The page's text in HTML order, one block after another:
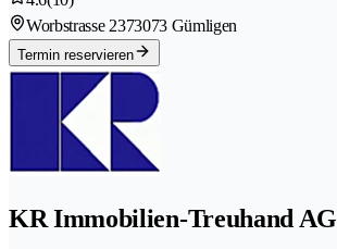
Worbstrasse 2373073 Gümligen
Termin reservieren
KR Immobilien-Treuhand AG